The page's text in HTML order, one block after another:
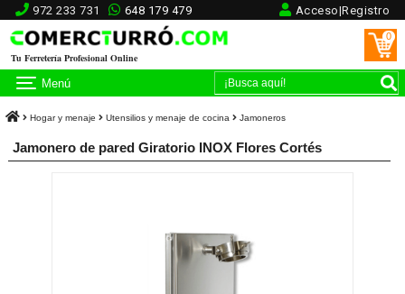
972 233 731 648 179 479 Acceso|Registro
Tu Ferretería Profesional Online
0
Menú
Hogar y menaje Utensilios y menaje de cocina Jamoneros
Jamonero de pared Giratorio INOX Flores Cortés